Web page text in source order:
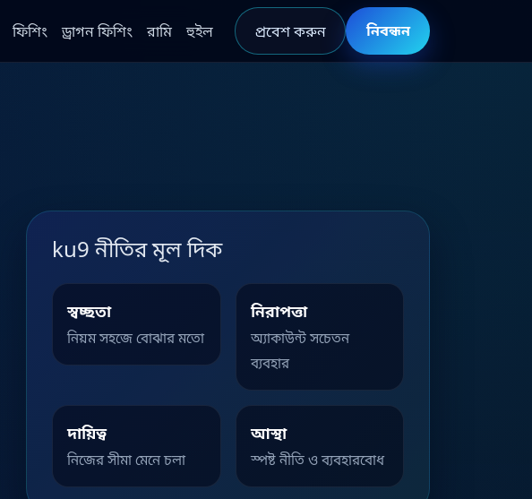
ফিশিং ড্রাগন ফিশিং রামি হুইল প্রবেশ করুন নিবন্ধন
ku9 নীতির মূল দিক
স্বচ্ছতা
নিয়ম সহজে বোঝার মতো
নিরাপত্তা
অ্যাকাউন্ট সচেতন
ব্যবহার
দায়িত্ব
নিজের সীমা মেনে চলা
আস্থা
স্পষ্ট নীতি ও ব্যবহারবোধ